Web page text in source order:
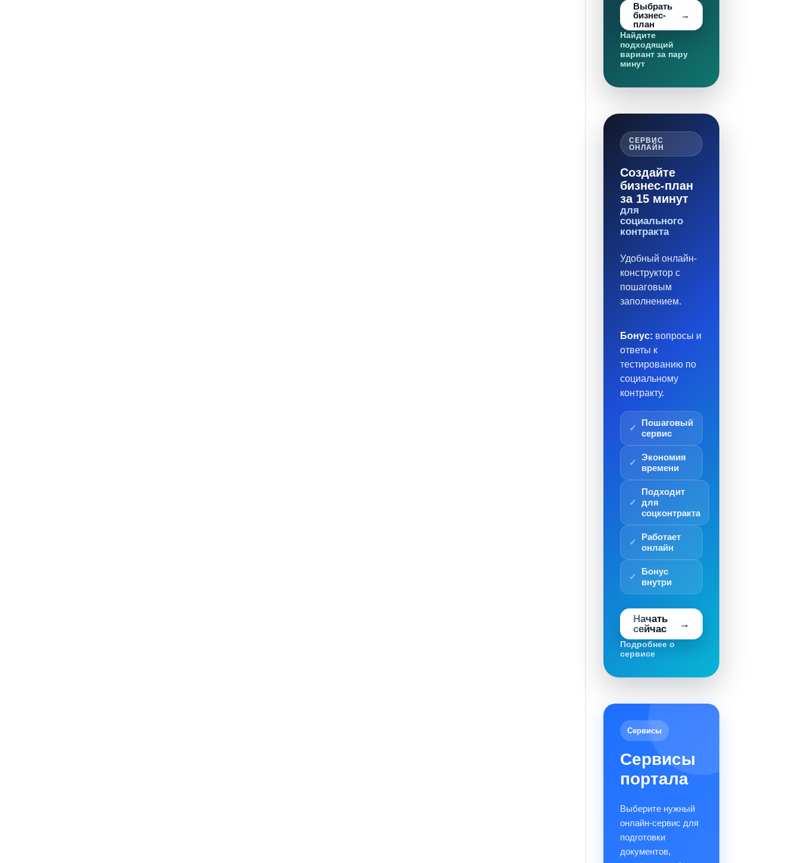
Выбрать
бизнес-
план
Найдите
подходящий
вариант за пару
минут
СЕРВИС
ОНЛАЙН
Создайте
бизнес-план
за 15 минут
для
социального
контракта
Удобный онлайн-
конструктор с
пошаговым
заполнением.
Бонус: вопросы и
ответы к
тестированию по
социальному
контракту.
Пошаговый
сервис
Экономия
времени
Подходит
для
соцконтракта
Работает
онлайн
Бонус
внутри
Начать
сейчас
Подробнее о
сервисе
Сервисы
Сервисы
портала
Выберите нужный
онлайн-сервис для
подготовки
документов,